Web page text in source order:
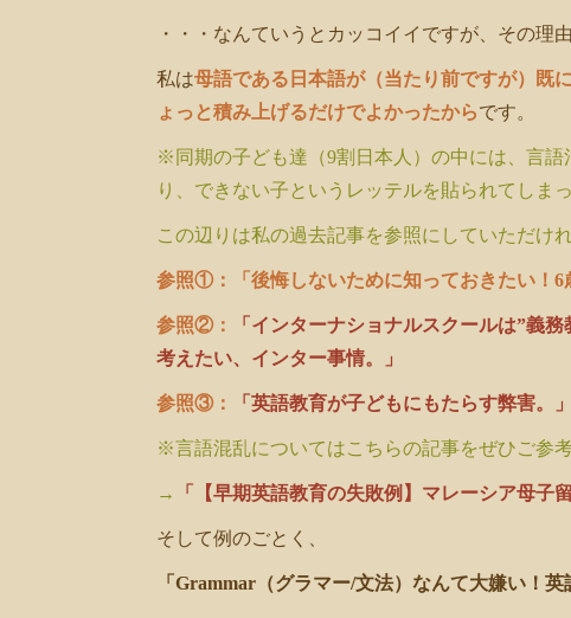
・・・なんていうとカッコイイですが、その理
私は母語である日本語が（当たり前ですが）既
ょっと積み上げるだけでよかったからです。
※同期の子ども達（9割日本人）の中には、言
り、できない子というレッテルを貼られてしま
この辺りは私の過去記事を参照にしていただけ
参照①： 「後悔しないために知っておきたい！
参照②：
「インターナショナルスクールは”義
考えたい、インター事情。」
参照③： 「英語教育が子どもにもたらす弊害。」
※言語混乱についてはこちらの記事をぜひご参考
→ 「【早期英語教育の失敗例】マレーシア母子
そして例のごとく、
「Grammar（グラマー/文法）なんて大嫌い！